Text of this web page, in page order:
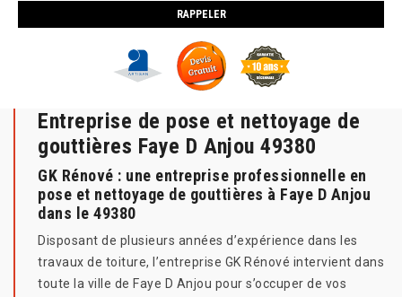
Entreprise de pose et nettoyage de
gouttières Faye D Anjou 49380
GK Rénové : une entreprise professionnelle en
pose et nettoyage de gouttières à Faye D Anjou
dans le 49380
Disposant de plusieurs années d’expérience dans les
travaux de toiture, l’entreprise GK Rénové intervient dans
toute la ville de Faye D Anjou pour s’occuper de vos